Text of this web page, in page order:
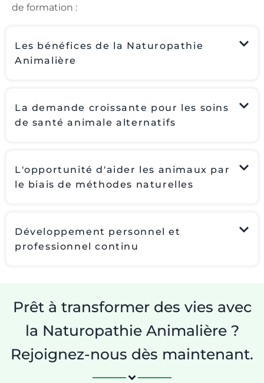
de formation :
Les bénéfices de la Naturopathie
Animalière
La demande croissante pour les soins
de santé animale alternatifs
L'opportunité d'aider les animaux par
le biais de méthodes naturelles
Développement personnel et
professionnel continu
Prêt à transformer des vies avec
la Naturopathie Animalière ?
Rejoignez-nous dès maintenant.